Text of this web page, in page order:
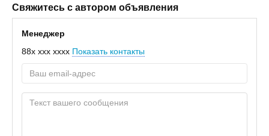
Свяжитесь с автором объявления
Менеджер
88x xxx xxxx Показать контакты